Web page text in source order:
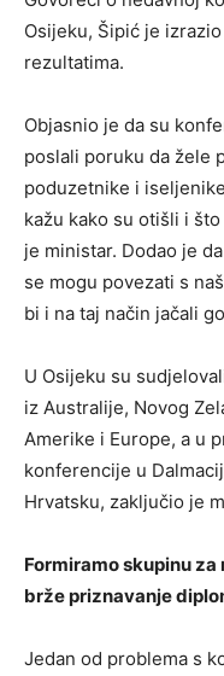
Osijeku, Šipić je
rezultatima.
Objasnio je da su
poslali poruku da žele
poduzetnike i
kažu kako su otišli i
je ministar. Dodao je
se mogu povezati s
bi i na taj način jačali
U Osijeku su
iz Australije, Novog
Amerike i Europe, a u
konferencije u
Hrvatsku, zaključio je
Formiramo skupinu
brže priznavanje
Jedan od problema s